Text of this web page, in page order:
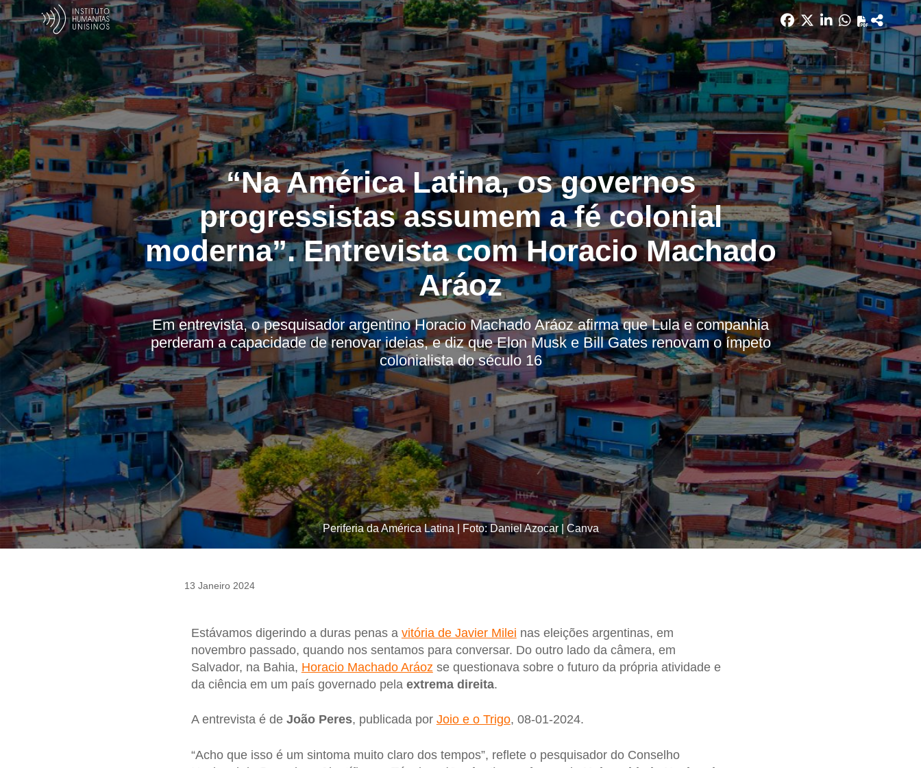
“Na América Latina, os governos
progressistas assumem a fé colonial
moderna”. Entrevista com Horacio Machado
Aráoz
Em entrevista, o pesquisador argentino Horacio Machado Aráoz afirma que Lula e companhia
perderam a capacidade de renovar ideias, e diz que Elon Musk e Bill Gates renovam o ímpeto
colonialista do século 16
Periferia da América Latina | Foto: Daniel Azocar | Canva
13 Janeiro 2024
Estávamos digerindo a duras penas a vitória de Javier Milei nas eleições argentinas, em
novembro passado, quando nos sentamos para conversar. Do outro lado da câmera, em
Salvador, na Bahia, Horacio Machado Aráoz se questionava sobre o futuro da própria atividade e
da ciência em um país governado pela extrema direita.
A entrevista é de João Peres, publicada por Joio e o Trigo, 08-01-2024.
“Acho que isso é um sintoma muito claro dos tempos”, reflete o pesquisador do Conselho